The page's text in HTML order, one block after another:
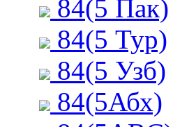
84(5 Пак)
84(5 Тур)
84(5 Узб)
84(5Абх)